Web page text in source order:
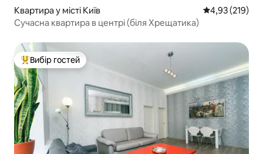
Квартира у місті Київ Середня
4,93 (219)
Сучасна квартира в центрі (біля Хрещатика)
Топ вибір гостей
Вибір гостей